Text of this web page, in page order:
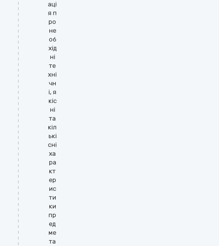
аці
я п
ро
не
об
хід
ні
те
хні
чн
і, я
кіс
ні
та
кіл
ькі
сні
ха
ра
кт
ер
ис
ти
ки
пр
ед
ме
та